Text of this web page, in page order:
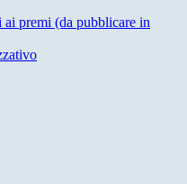
premi (da pubblicare in